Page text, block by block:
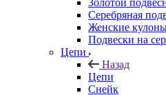
Золотой
Серебряная
Женские
Подвески на
Цепи
Назад
Цепи
Снейк